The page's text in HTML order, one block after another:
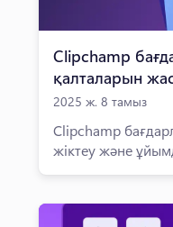
Clipchamp
қалталарын
2025 ж. 8 тамыз
Clipchamp
жіктеу және